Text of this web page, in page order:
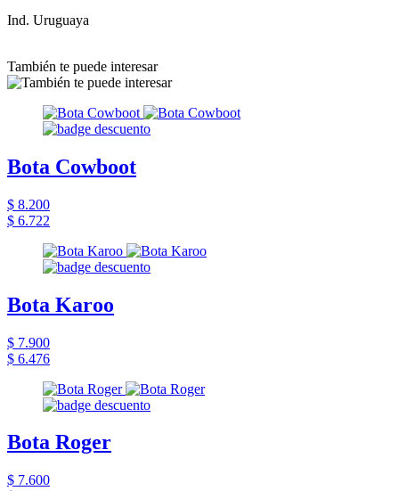
Ind. Uruguaya
También te puede interesar
Bota Cowboot
$ 8.200
$ 6.722
Bota Karoo
$ 7.900
$ 6.476
Bota Roger
$ 7.600